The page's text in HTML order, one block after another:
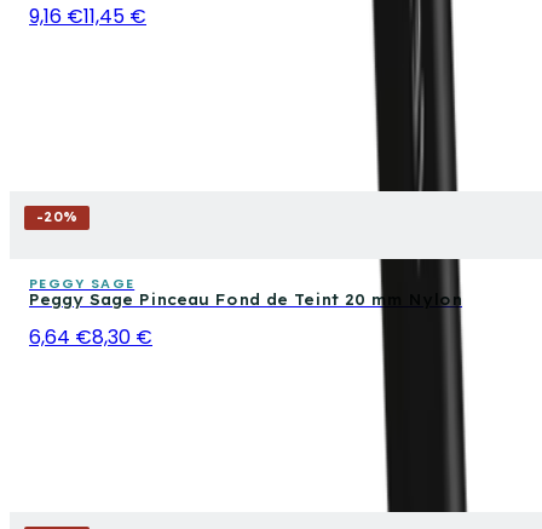
9,16 €11,45 €
-20%
PEGGY SAGE
Peggy Sage Pinceau Fond de Teint 20 mm Nylon
6,64 €8,30 €